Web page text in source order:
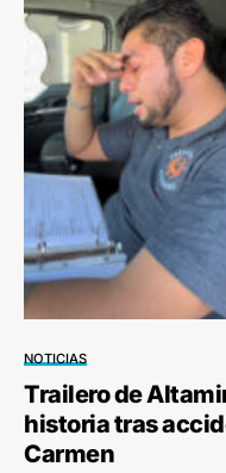
NOTICIAS
Trailero de
historia tras
Carmen